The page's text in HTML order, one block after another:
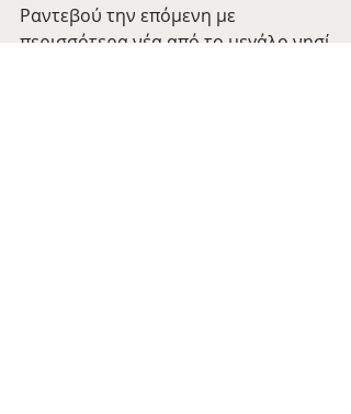
Ραντεβού την επόμενη με
περισσότερα νέα από το μεγάλο νησί